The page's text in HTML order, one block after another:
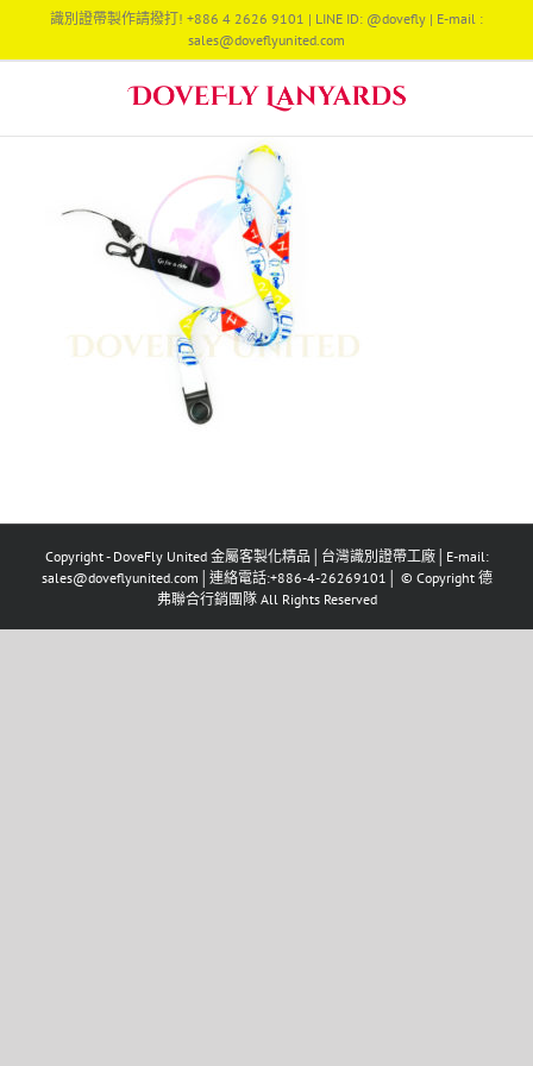
content
識別證帶製作請撥打! +886 4 2626 9101 | LINE ID: @dovefly | E-mail :
sales@doveflyunited.com
Copyright - DoveFly United 金屬客製化精品│台灣識別證帶工廠│E-mail:
sales@doveflyunited.com│連絡電話:+886-4-26269101│ © Copyright 德
弗聯合行銷團隊 All Rights Reserved